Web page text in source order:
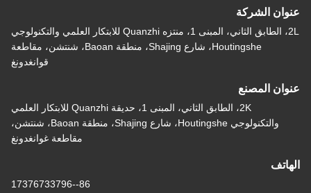
عنوان الشركة
2L، الطابق الثاني، المبنى 1، منتزه Quanzhi للابتكار العلمي والتكنولوجي
Houtingshe، شارع Shajing، منطقة Baoan، شنتشن، مقاطعة
قوانغدونغ
عنوان المصنع
2K، الطابق الثاني، المبنى 1، حديقة Quanzhi للابتكار العلمي
والتكنولوجي Houtingshe، شارع Shajing، منطقة Baoan، شنتشن،
مقاطعة غوانغدونغ
الهاتف
86--17376733796